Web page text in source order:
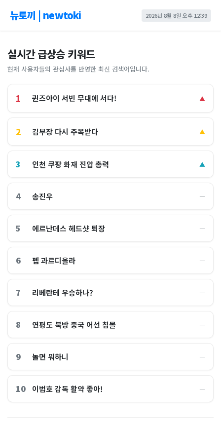
뉴토끼 | newtoki 2026년 8월 8일 오후 12:39
실시간 급상승 키워드
현재 사용자들의 관심사를 반영한 최신 검색어입니다.
1 퀸즈아이 서빈 무대에 서다! ▲
2 김부장 다시 주목받다 ▲
3 인천 쿠팡 화재 진압 총력 ▲
4 송진우 ―
5 에르난데스 헤드샷 퇴장 ―
6 펩 과르디올라 ―
7 리베란테 우승하나? ―
8 연평도 북방 중국 어선 침몰 ―
9 놀면 뭐하니 ―
10 이범호 감독 활약 좋아! ―